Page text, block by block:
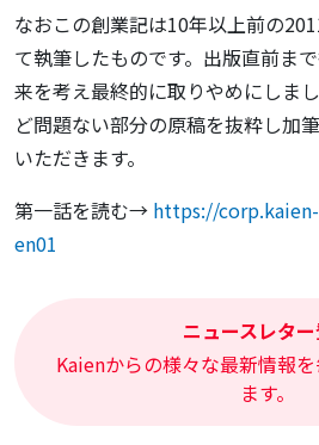
なおこの創業記は10年以上前の
て執筆したものです。出版直前ま
来を考え最終的に取りやめにしま
ど問題ない部分の原稿を抜粋し加
いただきます。
第一話を読む→ https://
en01
ニュースレタ
Kaienからの様々な最新情報
ます。